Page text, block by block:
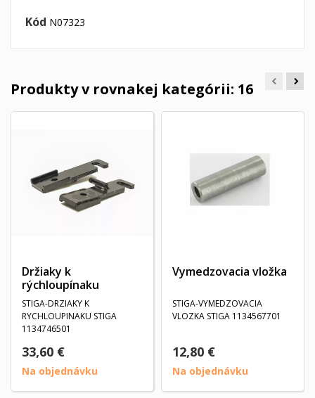
Kód N07323
Produkty v rovnakej kategórii: 16
Držiaky k
rýchloupínaku
STIGA-DRZIAKY K
RYCHLOUPINAKU STIGA
1134746501
33,60 €
Na objednávku
Vymedzovacia vložka
STIGA-VYMEDZOVACIA
VLOZKA STIGA 1134567701
12,80 €
Na objednávku